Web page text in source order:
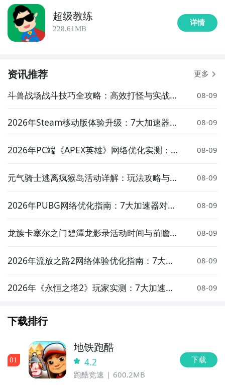
超级教练
228.61MB
详情
资讯推荐 更多
斗兽战场战斗技巧全攻略：高效打怪与实战策
08-09
2026年Steam移动版体验升级：7大加速器对
08-09
2026年PC端《APEX英雄》网络优化实测：7
08-09
元气骑士逃离疯猴岛活动详解：玩法攻略与奖
08-09
2026年PUBG网络优化指南：7大加速器对比
08-09
龙族卡塞尔之门碧潭龙影录活动时间与前瞻介
08-09
2026年流放之路2网络体验优化指南：7大加
08-09
2026年《永恒之塔2》玩家实测：7大加速器
08-09
下载排行
01
地铁跑酷
4.2
跑酷竞速 600.2MB
下载